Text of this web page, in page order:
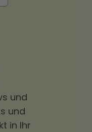
und
und
in Ihr